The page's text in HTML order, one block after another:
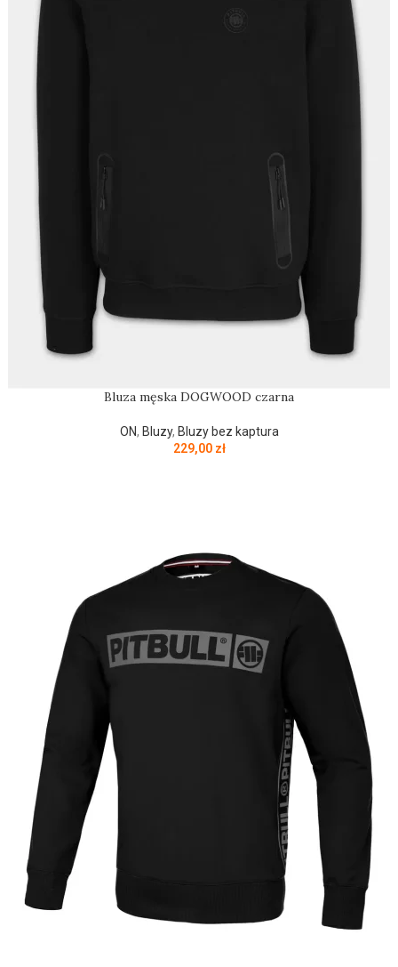
Bluza męska DOGWOOD czarna
ON, Bluzy, Bluzy bez kaptura
229,00 zł